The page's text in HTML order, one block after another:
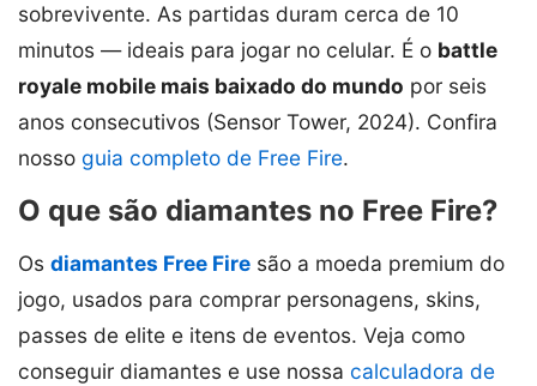
sobrevivente. As partidas duram cerca de 10
minutos — ideais para jogar no celular. É o battle
royale mobile mais baixado do mundo por seis
anos consecutivos (Sensor Tower, 2024). Confira
nosso guia completo de Free Fire.
O que são diamantes no Free Fire?
Os diamantes Free Fire são a moeda premium do
jogo, usados para comprar personagens, skins,
passes de elite e itens de eventos. Veja como
conseguir diamantes e use nossa calculadora de